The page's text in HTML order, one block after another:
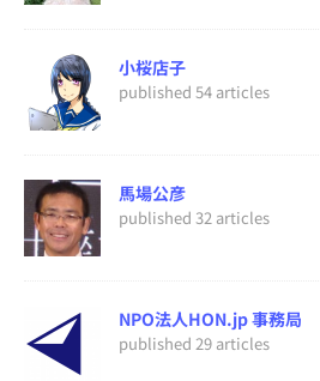
小桜店子
published 54 articles
馬場公彦
published 32 articles
NPO法人HON.jp 事務局
published 29 articles